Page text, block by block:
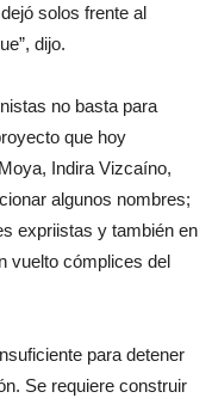
solos frente al
dijo.
no basta para
que hoy
Indira Vizcaíno,
algunos nombres;
expriistas y también en
vuelto cómplices del
para detener
Se requiere construir